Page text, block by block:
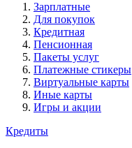
Зарплатные
Для покупок
Кредитная
Пенсионная
Пакеты услуг
Платежные стикеры
Виртуальные карты
Иные карты
Игры и акции
Кредиты